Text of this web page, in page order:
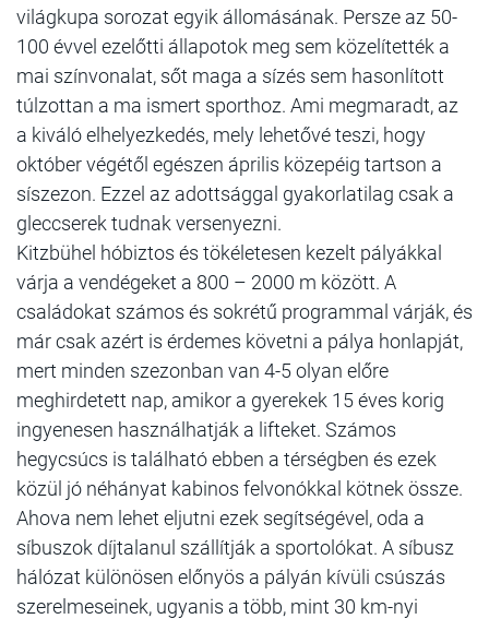
világkupa sorozat egyik állomásának. Persze az 50-
100 évvel ezelőtti állapotok meg sem közelítették a
mai színvonalat, sőt maga a sízés sem hasonlított
túlzottan a ma ismert sporthoz. Ami megmaradt, az
a kiváló elhelyezkedés, mely lehetővé teszi, hogy
október végétől egészen április közepéig tartson a
síszezon. Ezzel az adottsággal gyakorlatilag csak a
gleccserek tudnak versenyezni.
Kitzbühel hóbiztos és tökéletesen kezelt pályákkal
várja a vendégeket a 800 – 2000 m között. A
családokat számos és sokrétű programmal várják, és
már csak azért is érdemes követni a pálya honlapját,
mert minden szezonban van 4-5 olyan előre
meghirdetett nap, amikor a gyerekek 15 éves korig
ingyenesen használhatják a lifteket. Számos
hegycsúcs is található ebben a térségben és ezek
közül jó néhányat kabinos felvonókkal kötnek össze.
Ahova nem lehet eljutni ezek segítségével, oda a
síbuszok díjtalanul szállítják a sportolókat. A síbusz
hálózat különösen előnyös a pályán kívüli csúszás
szerelmeseinek, ugyanis a több, mint 30 km-nyi